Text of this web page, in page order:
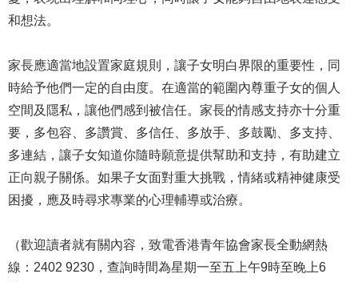
和想法。
家長應適當地設置家庭規則，讓子女明白界限的重要性，同
時給予他們一定的自由度。在適當的範圍內尊重子女的個人
空間及隱私，讓他們感到被信任。家長的情感支持亦十分重
要，多包容、多讚賞、多信任、多放手、多鼓勵、多支持、
多連結，讓子女知道你隨時願意提供幫助和支持，有助建立
正向親子關係。如果子女面對重大挑戰，情緒或精神健康受
困擾，應及時尋求專業的心理輔導或治療。
（歡迎讀者就有關內容，致電香港青年協會家長全動網熱
線：2402 9230，查詢時間為星期一至五上午9時至晚上6